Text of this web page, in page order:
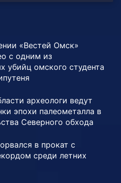
«Вестей Омск»
с одним из
убийц омского студента
археологи ведут
эпохи палеометалла в
Северного обхода
в прокат с
среди летних